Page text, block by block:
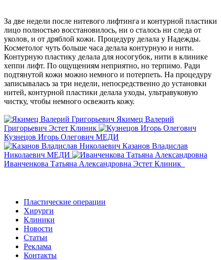
За две недели после нитевого лифтинга и контурной пластики
лицо полностью восстановилось, ни о сталось ни следа от
уколов, и от дряблой кожи. Процедуру делала у Надежды.
Косметолог чуть больше часа делала контурную и нити.
Контурную пластику делала для носогубок, нити в клинике
хеппи лифт. По ощущениям неприятно, но терпимо. Ради
подтянутой кожи можно немного и потерпеть. На процедуру
записывалась за три недели, непосредственно до установки
нитей, контурной пластики делала уходы, ультравуковую
чистку, чтобы немного освежить кожу.
Якимец Валерий
Григорьевич Эстет Клиник
Кузнецов Игорь Олегович МЕДИ
Казанов Владислав
Николаевич МЕДИ
Иванченкова Татьяна Александровна Эстет Клиник
Пластические операции
Хирурги
Клиники
Новости
Статьи
Реклама
Контакты